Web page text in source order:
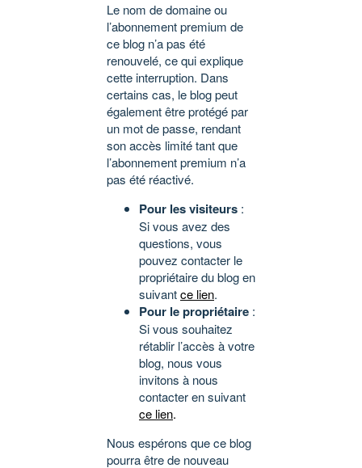
Le nom de domaine ou
l’abonnement premium de
ce blog n’a pas été
renouvelé, ce qui explique
cette interruption. Dans
certains cas, le blog peut
également être protégé par
un mot de passe, rendant
son accès limité tant que
l’abonnement premium n’a
pas été réactivé.
Pour les visiteurs :
Si vous avez des
questions, vous
pouvez contacter le
propriétaire du blog en
suivantce lien.
Pour le propriétaire :
Si vous souhaitez
rétablir l’accès à votre
blog, nous vous
invitons à nous
contacter en suivant
ce lien.
Nous espérons que ce blog
pourra être de nouveau